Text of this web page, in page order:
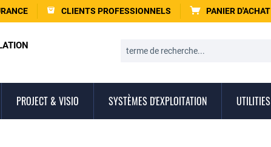
CLIENTS PROFESSIONNELS PANIER D'ACHAT
PROJECT & VISIO SYSTÈMES D'EXPLOITATION UTILITIES